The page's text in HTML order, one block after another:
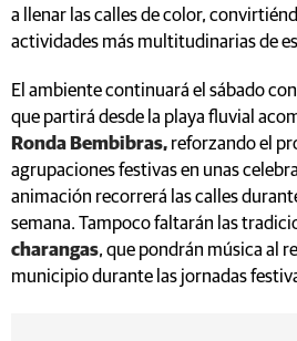
a llenar las calles de color,
actividades más multitudinarias de
El ambiente continuará el sábado
que partirá desde la playa fluvial
Ronda Bembibras, reforzando el
agrupaciones festivas en unas
animación recorrerá las calles
semana. Tampoco faltarán las
charangas, que pondrán música al
municipio durante las jornadas